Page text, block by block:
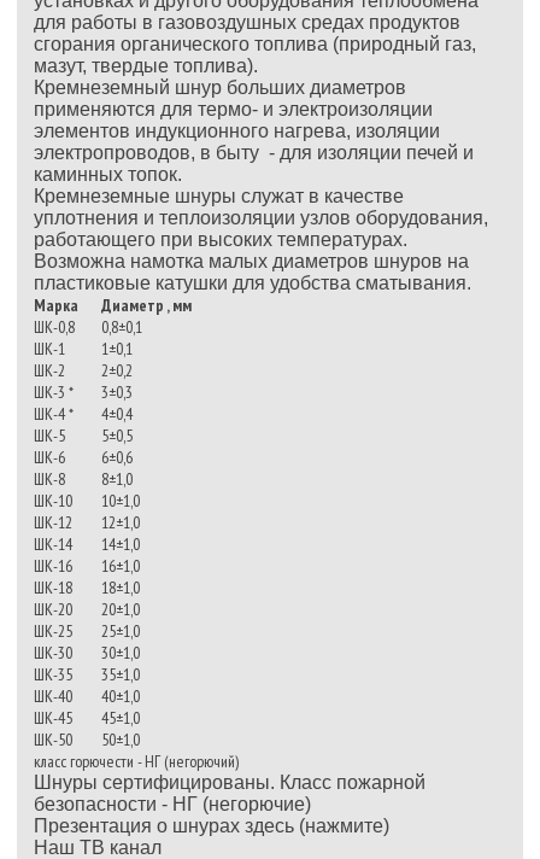
для работы в газовоздушных средах продуктов
сгорания органического топлива (природный газ,
мазут, твердые топлива).
Кремнеземный шнур больших диаметров
применяются для термо- и электроизоляции
элементов индукционного нагрева, изоляции
электропроводов, в быту - для изоляции печей и
каминных топок.
Кремнеземные шнуры служат в качестве
уплотнения и теплоизоляции узлов оборудования,
работающего при высоких температурах.
Возможна намотка малых диаметров шнуров на
пластиковые катушки для удобства сматывания.
Марка
Диаметр , мм
ШК-0,8
0,8±0,1
ШК-1
1±0,1
ШК-2
2±0,2
ШК-3 *
3±0,3
ШК-4 *
4±0,4
ШК-5
5±0,5
ШК-6
6±0,6
ШК-8
8±1,0
ШК-10
10±1,0
ШК-12
12±1,0
ШК-14
14±1,0
ШК-16
16±1,0
ШК-18
18±1,0
ШК-20
20±1,0
ШК-25
25±1,0
ШК-30
30±1,0
ШК-35
35±1,0
ШК-40
40±1,0
ШК-45
45±1,0
ШК-50
50±1,0
класс горючести - НГ (негорючий)
Шнуры сертифицированы. Класс пожарной
безопасности - НГ (негорючие)
Презентация о шнурах здесь (нажмите)
Наш ТВ канал